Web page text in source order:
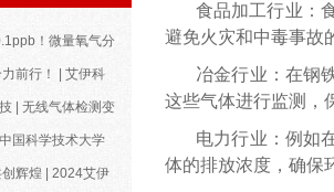
！微量氧气分
与精度到底能做到
前行！ | 艾伊科
人会议圆满召开
| 无线气体检测变
，智控安全新风向
国科学技术大学
南京艾伊公司“科
辉煌 | 2024艾伊
食品加工行业：
避免火灾和中毒事故
冶金行业：在钢
这些气体进行监测，
电力行业：例如
体的排放浓度，确保